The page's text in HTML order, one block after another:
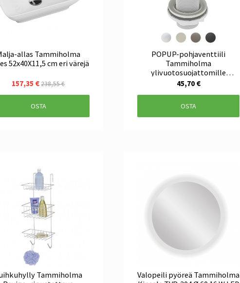
allas Tammiholma
52x40X11,5 cm eri värejä
157,35 € 238,55 €
OSTA
POPUP-pohjaventtiili
Tammiholma
ylivuotosuojattomille
altaille, eri väreja
45,70 €
OSTA
Tammiholma
Valopeili pyöreä Tammiholma